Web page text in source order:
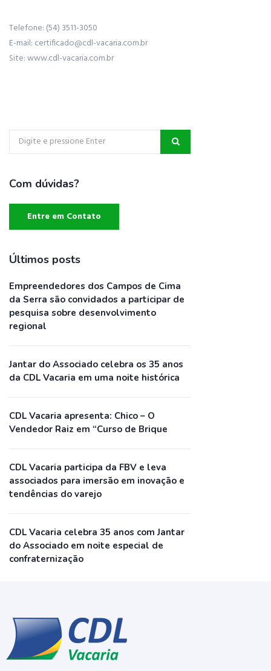
Telefone: (54) 3511-3050
E-mail: certificado@cdl-vacaria.com.br
Site: www.cdl-vacaria.com.br
Com dúvidas?
Entre em Contato
Últimos posts
Empreendedores dos Campos de Cima
da Serra são convidados a participar de
pesquisa sobre desenvolvimento
regional
Jantar do Associado celebra os 35 anos
da CDL Vacaria em uma noite histórica
CDL Vacaria apresenta: Chico – O
Vendedor Raiz em “Curso de Brique
CDL Vacaria participa da FBV e leva
associados para imersão em inovação e
tendências do varejo
CDL Vacaria celebra 35 anos com Jantar
do Associado em noite especial de
confraternização